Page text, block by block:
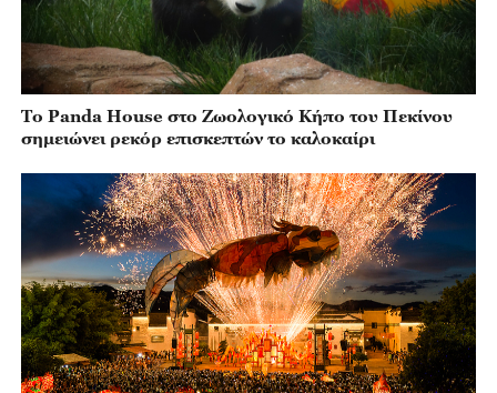
Το Panda House στο Ζωολογικό Κήπο του Πεκίνου
σημειώνει ρεκόρ επισκεπτών το καλοκαίρι